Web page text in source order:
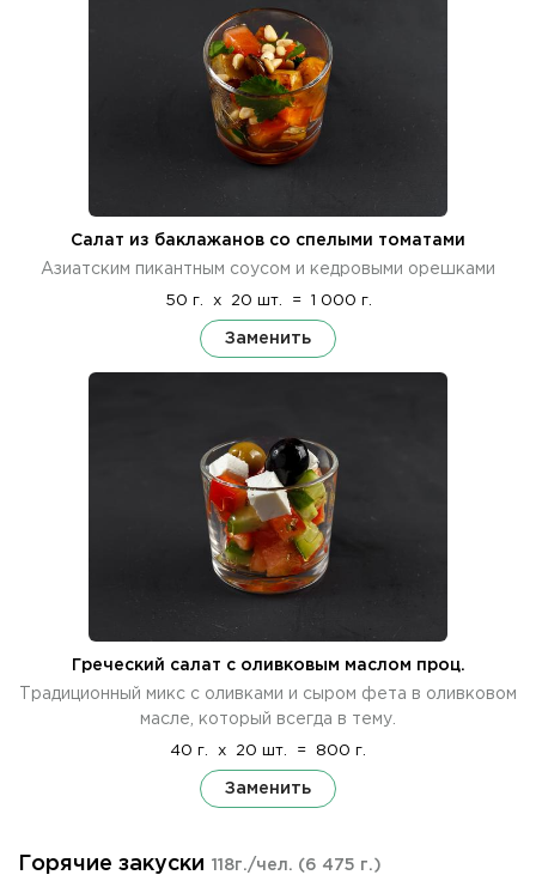
Салат из баклажанов со спелыми томатами
Азиатским пикантным соусом и кедровыми орешками
50 г. x 20 шт. = 1 000 г.
Заменить
Греческий салат с оливковым маслом проц.
Традиционный микс с оливками и сыром фета в оливковом
масле, который всегда в тему.
40 г. x 20 шт. = 800 г.
Заменить
Горячие закуски 118г./чел. (6 475 г.)